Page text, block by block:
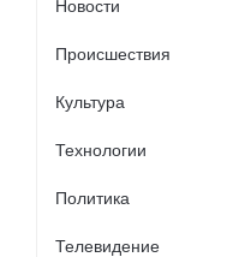
Новости
Происшествия
Культура
Технологии
Политика
Телевидение